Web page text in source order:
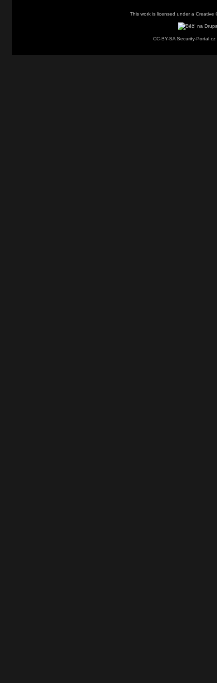
This work is licensed under a Creative
CC-BY-SA Security-